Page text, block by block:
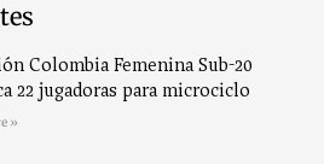
Colombia Femenina Sub-20
22 jugadoras para microciclo
»